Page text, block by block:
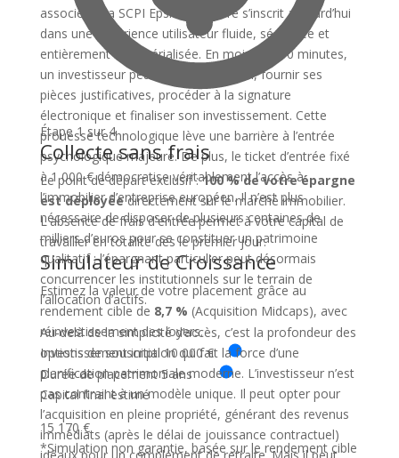
Étape 1 sur 4
Collecte sans frais
Le point de départ exclusif :100 % de votre épargne
est déployéedirectement sur le marché immobilier.
L'absence de frais d'entrée permet à votre capital de
travailler en totalité dès le premier jour.
Simulateur de Croissance
Estimez la valeur de votre placement grâce au
rendement cible de 8,7 % (Acquisition Midcaps), avec
réinvestissement des loyers.
Investissement initial 10 000 €
Durée de placement 5 ans
Capital final estimé
15 170 €
*Simulation non garantie, basée sur le rendement cible
associé de la SCPI Epsicap Explore s’inscrit aujourd’hui
dans une expérience utilisateur fluide, sécurisée et
entièrement dématérialisée. En moins de 10 minutes,
un investisseur peut valider son profil, fournir ses
pièces justificatives, procéder à la signature
électronique et finaliser son investissement. Cette
prouesse technologique lève une barrière à l’entrée
psychologique majeure. De plus, le ticket d’entrée fixé
à 1 000 € démocratise véritablement l’accès à
l’immobilier d’entreprise européen. Il n’est plus
nécessaire de disposer de plusieurs centaines de
milliers d’euros pour se constituer un patrimoine
qualitatif ; l’épargnant particulier peut désormais
concurrencer les institutionnels sur le terrain de
l’allocation d’actifs.
Au-delà de la simplicité d’accès, c’est la profondeur des
options de souscription qui fait la force d’une
planification patrimoniale moderne. L’investisseur n’est
pas contraint à un modèle unique. Il peut opter pour
l’acquisition en pleine propriété, générant des revenus
immédiats (après le délai de jouissance contractuel)